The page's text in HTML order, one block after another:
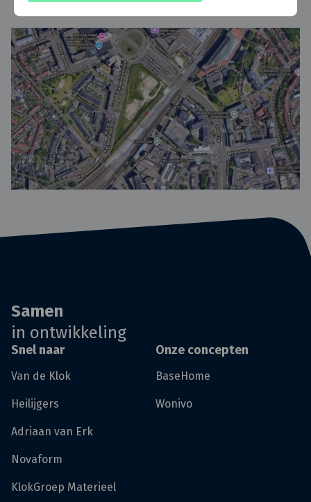
Samen
in ontwikkeling
Snel naar
Van de Klok
Heilijgers
Adriaan van Erk
Novaform
KlokGroep Materieel
Onze concepten
BaseHome
Wonivo